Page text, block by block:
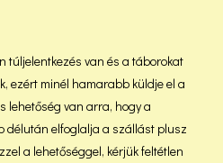
túljelentkezés van és a táborokat
ezért minél hamarabb küldje el a
lehetőség van arra, hogy a
délután elfoglalja a szállást plusz
a lehetőséggel, kérjük feltétlen